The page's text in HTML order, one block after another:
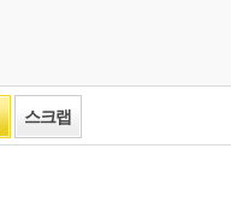
스크랩